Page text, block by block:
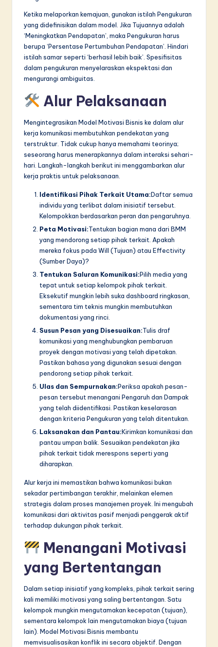
Ketika melaporkan kemajuan, gunakan istilah Pengukuran
yang didefinisikan dalam model. Jika Tujuannya adalah
‘Meningkatkan Pendapatan’, maka Pengukuran harus
berupa ‘Persentase Pertumbuhan Pendapatan’. Hindari
istilah samar seperti ‘berhasil lebih baik’. Spesifisitas
dalam pengukuran menyelaraskan ekspektasi dan
mengurangi ambiguitas.
Alur Pelaksanaan
Mengintegrasikan Model Motivasi Bisnis ke dalam alur
kerja komunikasi membutuhkan pendekatan yang
terstruktur. Tidak cukup hanya memahami teorinya;
seseorang harus menerapkannya dalam interaksi sehari-
hari. Langkah-langkah berikut ini menggambarkan alur
kerja praktis untuk pelaksanaan.
Identifikasi Pihak Terkait Utama:Daftar semua
individu yang terlibat dalam inisiatif tersebut.
Kelompokkan berdasarkan peran dan pengaruhnya.
Peta Motivasi:Tentukan bagian mana dari BMM
yang mendorong setiap pihak terkait. Apakah
mereka fokus pada Will (Tujuan) atau Effectivity
(Sumber Daya)?
Tentukan Saluran Komunikasi:Pilih media yang
tepat untuk setiap kelompok pihak terkait.
Eksekutif mungkin lebih suka dashboard ringkasan,
sementara tim teknis mungkin membutuhkan
dokumentasi yang rinci.
Susun Pesan yang Disesuaikan:Tulis draf
komunikasi yang menghubungkan pembaruan
proyek dengan motivasi yang telah dipetakan.
Pastikan bahasa yang digunakan sesuai dengan
pendorong setiap pihak terkait.
Ulas dan Sempurnakan:Periksa apakah pesan-
pesan tersebut menangani Pengaruh dan Dampak
yang telah diidentifikasi. Pastikan keselarasan
dengan kriteria Pengukuran yang telah ditentukan.
Laksanakan dan Pantau:Kirimkan komunikasi dan
pantau umpan balik. Sesuaikan pendekatan jika
pihak terkait tidak merespons seperti yang
diharapkan.
Alur kerja ini memastikan bahwa komunikasi bukan
sekadar pertimbangan terakhir, melainkan elemen
strategis dalam proses manajemen proyek. Ini mengubah
komunikasi dari aktivitas pasif menjadi penggerak aktif
terhadap dukungan pihak terkait.
Menangani Motivasi
yang Bertentangan
Dalam setiap inisiatif yang kompleks, pihak terkait sering
kali memiliki motivasi yang saling bertentangan. Satu
kelompok mungkin mengutamakan kecepatan (tujuan),
sementara kelompok lain mengutamakan biaya (tujuan
lain). Model Motivasi Bisnis membantu
memvisualisasikan konflik ini secara objektif. Dengan